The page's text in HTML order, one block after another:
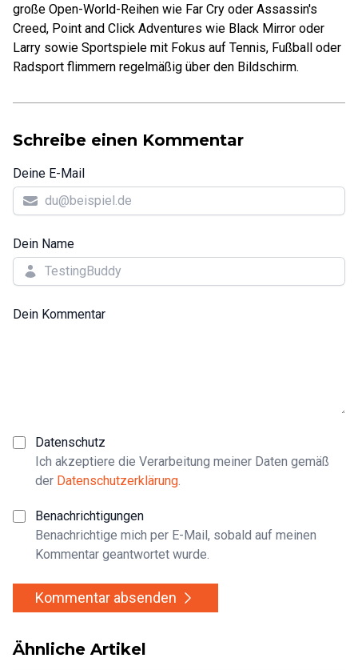
große Open-World-Reihen wie Far Cry oder Assassin's
Creed, Point and Click Adventures wie Black Mirror oder
Larry sowie Sportspiele mit Fokus auf Tennis, Fußball oder
Radsport flimmern regelmäßig über den Bildschirm.
Schreibe einen Kommentar
Deine E-Mail
Dein Name
Dein Kommentar
Datenschutz
Ich akzeptiere die Verarbeitung meiner Daten gemäß
der Datenschutzerklärung
Benachrichtigungen
Benachrichtige mich per E-Mail, sobald auf meinen
Kommentar geantwortet wurde.
Kommentar absenden
Ähnliche Artikel